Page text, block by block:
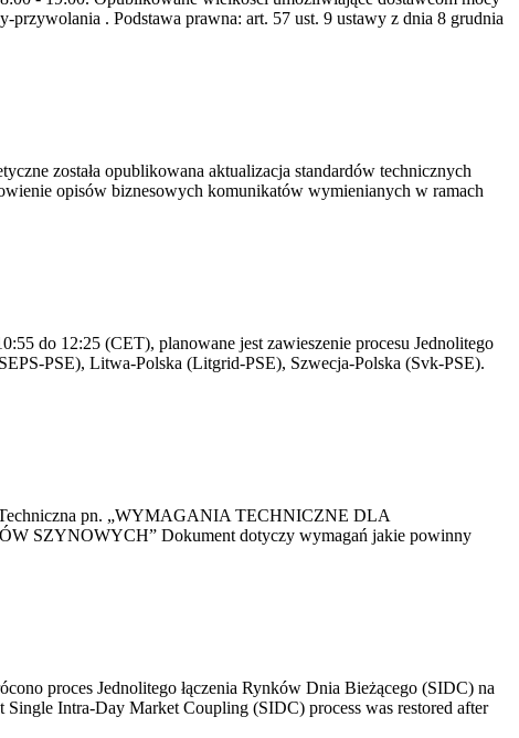
. Podstawa prawna: art. 57 ust. 9 ustawy z dnia 8 grudnia
została opublikowana aktualizacja standardów technicznych
opisów biznesowych komunikatów wymienianych w ramach
do 12:25 (CET), planowane jest zawieszenie procesu Jednolitego
PSE), Litwa-Polska (Litgrid-PSE), Szwecja-Polska (Svk-PSE).
Techniczna pn. „WYMAGANIA TECHNICZNE DLA
Dokument dotyczy wymagań jakie powinny
proces Jednolitego łączenia Rynków Dnia Bieżącego (SIDC) na
Intra-Day Market Coupling (SIDC) process was restored after